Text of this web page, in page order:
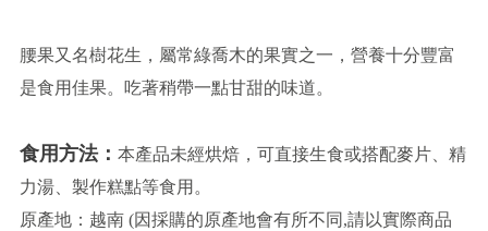
腰果又名樹花生，屬常綠喬木的果實之一，營養十分豐富
是食用佳果。吃著稍帶一點甘甜的味道。
食用方法： 本產品未經烘焙，可直接生食或搭配麥片、精
力湯、製作糕點等食用。
原產地：越南 (因採購的原產地會有所不同,請以實際商品